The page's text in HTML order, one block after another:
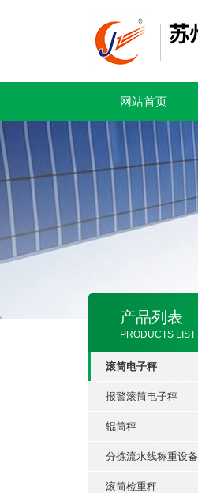
网站首页
产品列表
PRODUCTS LIST
滚筒电子秤
报警滚筒电子秤
辊筒秤
分拣流水线称重设备
滚筒检重秤